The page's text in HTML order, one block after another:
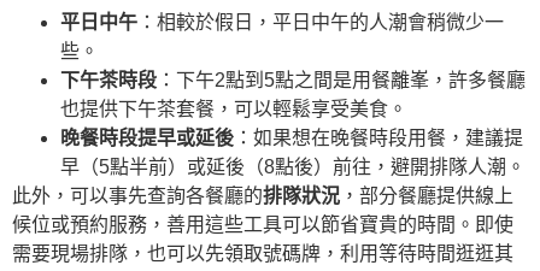
平日中午 ：相較於假日，平日中午的人潮會稍微少一
些。
下午茶時段 ：下午2點到5點之間是用餐離峯，許多餐廳
也提供下午茶套餐，可以輕鬆享受美食。
晚餐時段提早或延後 ：如果想在晚餐時段用餐，建議提
早（5點半前）或延後（8點後）前往，避開排隊人潮。
此外，可以事先查詢各餐廳的排隊狀況 ，部分餐廳提供線上
候位或預約服務，善用這些工具可以節省寶貴的時間。即使
需要現場排隊，也可以先領取號碼牌，利用等待時間逛逛其